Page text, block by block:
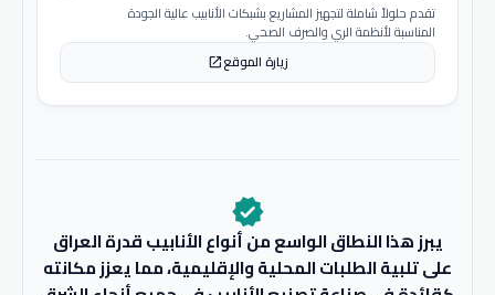
تقدم حلولاً شاملة لتجهيز المشاريع بشبكات الأنابيب عالية الجودة
المناسبة لأنظمة الري والصرف الصحي.
زيارة الموقعopen_in_new
verified
يبرز هذا النطاق الواسع من أنواع الأنابيب قدرة العراق
على تلبية الطلبات المحلية والإقليمية، مما يعزز مكانته